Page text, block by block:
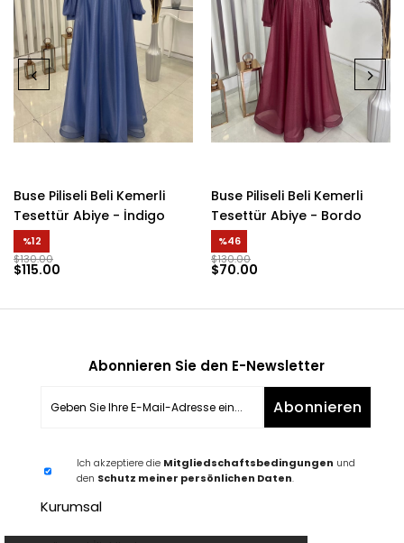
Buse Piliseli Beli Kemerli
Tesettür Abiye - İndigo
%12
$115.00
$130.00
Buse Piliseli Beli Kemerli
Tesettür Abiye - Bordo
%46
$70.00
$130.00
Abonnieren Sie den E-Newsletter
Abonnieren
Ich akzeptiere die Mitgliedschaftsbedingungen und
den Schutz meiner persönlichen Daten.
Kurumsal